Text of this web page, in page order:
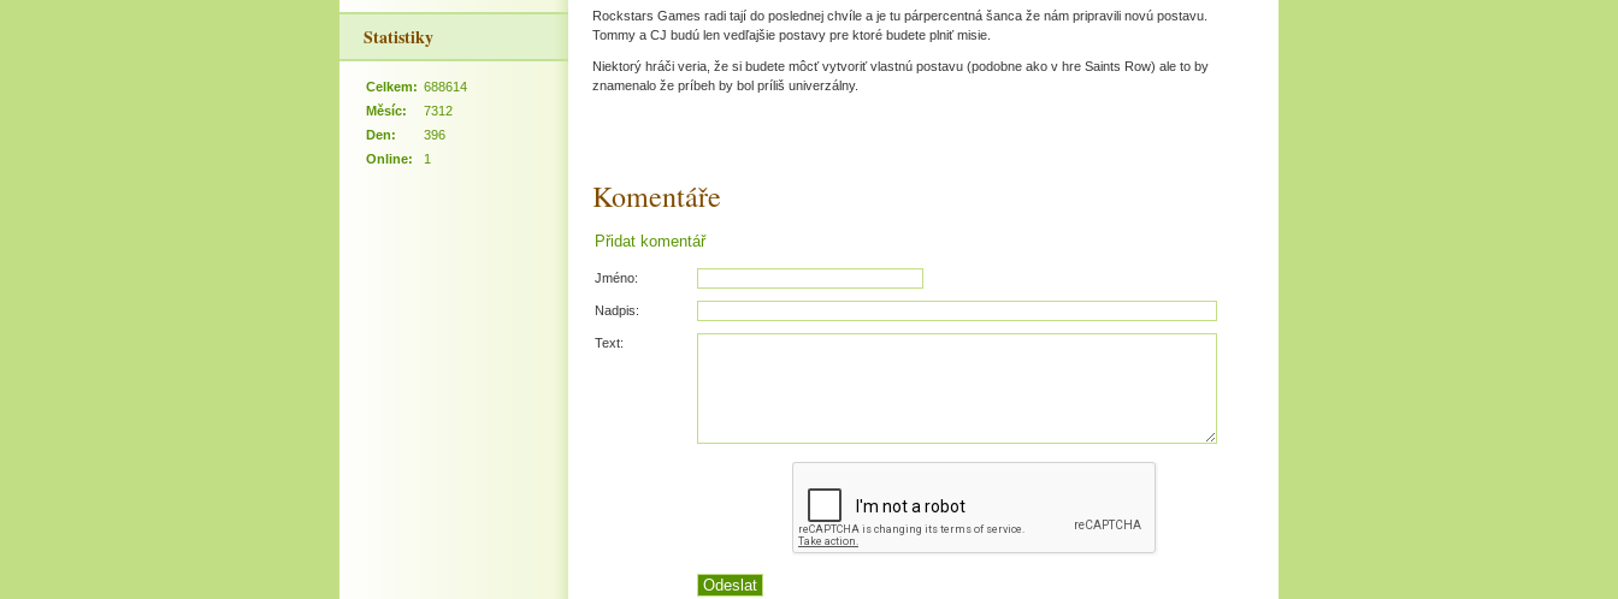
Statistiky
Online: 1
Celkem: 688614
Měsíc:
7312
Den:
396
Rockstars Games radi tají do poslednej chvíle a je tu párpercentná šanca že nám pripravili novú postavu.
Tommy a CJ budú len vedľajšie postavy pre ktoré budete plniť misie.
Niektorý hráči veria, že si budete môcť vytvoriť vlastnú postavu (podobne ako v hre Saints Row) ale to by
znamenalo že príbeh by bol príliš univerzálny.
Komentáře
Přidat komentář
Jméno:
Nadpis:
Text: